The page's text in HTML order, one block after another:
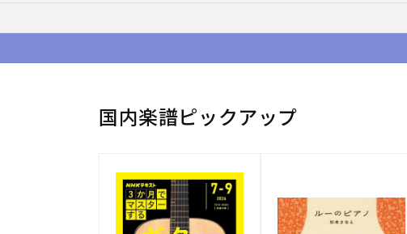
国内楽譜ピックアップ